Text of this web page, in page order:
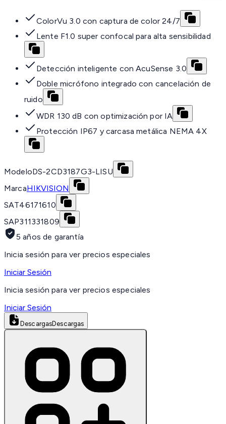
ColorVu 3.0 con captura de color 24/7
Lente F1.0 super confocal para alta sensibilidad
Detección inteligente con AcuSense 3.0
Doble micrófono integrado con cancelación de
ruido
WDR 130 dB con optimización por IA
Protección IP67 y carcasa metálica NEMA 4X
ModeloDS-2CD3187G3-LISU
MarcaHIKVISION
SAT46171610
SAP311331809
5 años de garantía
Inicia sesión para ver precios especiales
Iniciar Sesión
Inicia sesión para ver precios especiales
Iniciar Sesión
DescargasDescargas